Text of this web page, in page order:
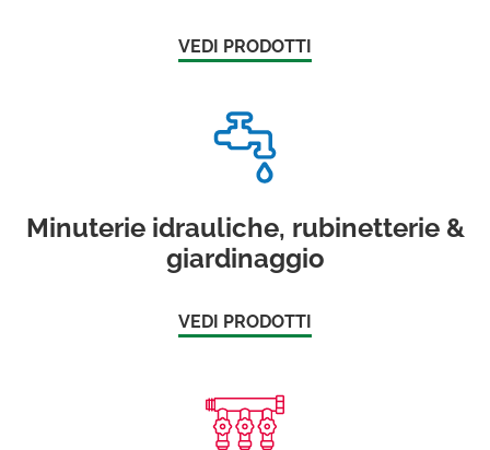
VEDI PRODOTTI
Minuterie idrauliche, rubinetterie &
giardinaggio
VEDI PRODOTTI